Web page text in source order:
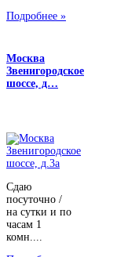
Подробнее »
Москва
Звенигородское
шоссе, д…
Сдаю
посуточно /
на сутки и по
часам 1
комн....